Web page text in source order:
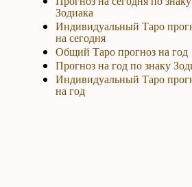
Зодиака
Индивидуальный Таро
на сегодня
Общий Таро прогноз на год
Прогноз на год по знаку
Индивидуальный Таро
на год